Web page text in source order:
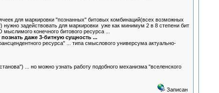
для маркировки "познанных" битовых комбинаций(всех возможных
задействовать для маркировки уже как минимум 2 в 8 степени бит
конечного битового ресурса ...
даже 3-битную сущность ...
ресурса" ... типа смыслового универсума актуально-
... но можно узнать работу подобного механизма "вселенского
Записан